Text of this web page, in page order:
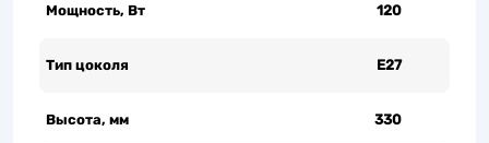
Мощность, Вт 120
Тип цоколя Е27
Высота, мм 330